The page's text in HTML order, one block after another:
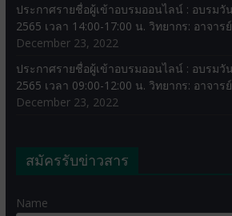
ประกาศรายชื่อผู้เข้าอบรมออนไลน์ : อบรมวั
2565 เวลา 14:00-17:00 น. วิทยากร: อาจาร
December 23, 2022
ประกาศรายชื่อผู้เข้าอบรมออนไลน์ : อบรมวั
2565 เวลา 09:00-12:00 น. วิทยากร: อาจา
December 23, 2022
สมัครรับข่าวสาร
Name